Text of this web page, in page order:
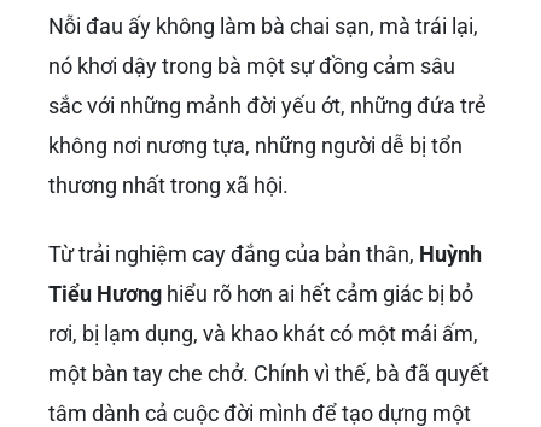
Nỗi đau ấy không làm bà chai sạn, mà trái lại,
nó khơi dậy trong bà một sự đồng cảm sâu
sắc với những mảnh đời yếu ớt, những đứa trẻ
không nơi nương tựa, những người dễ bị tổn
thương nhất trong xã hội.
Từ trải nghiệm cay đắng của bản thân, Huỳnh
Tiểu Hương hiểu rõ hơn ai hết cảm giác bị bỏ
rơi, bị lạm dụng, và khao khát có một mái ấm,
một bàn tay che chở. Chính vì thế, bà đã quyết
tâm dành cả cuộc đời mình để tạo dựng một